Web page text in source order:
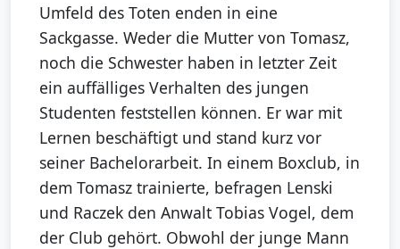
Umfeld des Toten enden in eine
Sackgasse. Weder die Mutter von Tomasz,
noch die Schwester haben in letzter Zeit
ein auffälliges Verhalten des jungen
Studenten feststellen können. Er war mit
Lernen beschäftigt und stand kurz vor
seiner Bachelorarbeit. In einem Boxclub, in
dem Tomasz trainierte, befragen Lenski
und Raczek den Anwalt Tobias Vogel, dem
der Club gehört. Obwohl der junge Mann